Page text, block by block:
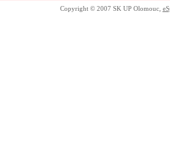
Copyright © 2007 SK UP Olomouc,